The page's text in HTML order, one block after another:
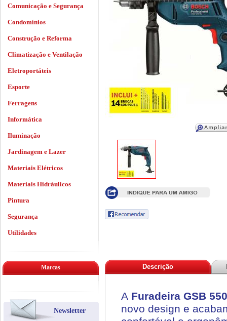
Descrição
A Furadeira GSB
novo design e
Comunicação e Segurança
Condomínios
Construção e Reforma
Climatização e Ventilação
Eletroportáteis
Esporte
Ferragens
Informática
Iluminação
Jardinagem e Lazer
Materiais Elétricos
Materiais Hidráulicos
Pintura
Segurança
Utilidades
Marcas
Newsletter